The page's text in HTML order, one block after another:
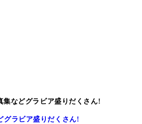
集などグラビア盛りだくさん!
グラビア盛りだくさん!